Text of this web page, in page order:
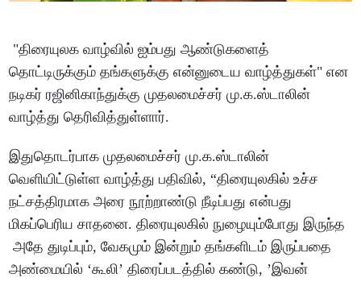
"திரையுலக வாழ்வில்‌ ஐம்பது ஆண்டுகளைத்‌
தொட்டிருக்கும்‌ தங்களுக்கு என்னுடைய வாழ்த்துகள்‌" என
நடிகர் ரஜினிகாந்துக்கு முதலமைச்சர் மு.க.ஸ்டாலின்
வாழ்த்து தெரிவித்துள்ளார்.
இதுதொடர்பாக முதலமைச்சர் மு.க.ஸ்டாலின்
வெளியிட்டுள்ள வாழ்த்து பதிவில், “திரையுலகில் உச்ச
நட்சத்திரமாக அரை நூற்றாண்டு நீடிப்பது என்பது
மிகப்பெரிய சாதனை. திரையுலகில் நுழையும்போது இருந்த
அதே துடிப்பும், வேகமும் இன்றும் தங்களிடம் இருப்பதை
அண்மையில் ‘கூலி’ திரைப்படத்தில் கண்டு, ’இவன்